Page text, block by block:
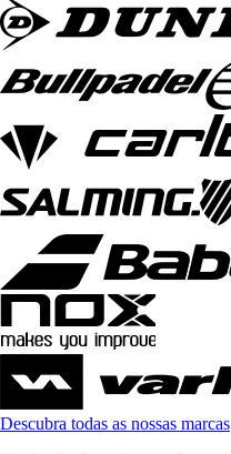
Descubra todas as nossas marcas